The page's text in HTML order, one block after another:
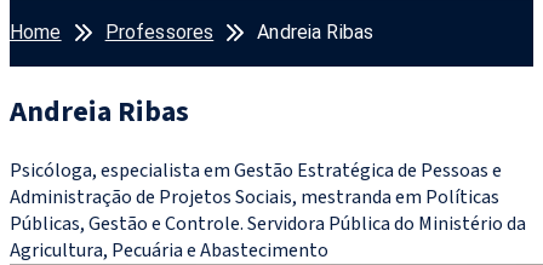
Home Professores Andreia Ribas
Andreia Ribas
Psicóloga, especialista em Gestão Estratégica de Pessoas e
Administração de Projetos Sociais, mestranda em Políticas
Públicas, Gestão e Controle. Servidora Pública do Ministério da
Agricultura, Pecuária e Abastecimento